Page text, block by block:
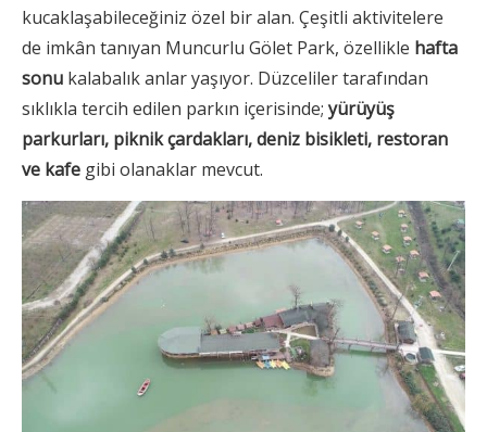
kucaklaşabileceğiniz özel bir alan. Çeşitli aktivitelere
de imkân tanıyan Muncurlu Gölet Park, özellikle hafta
sonu kalabalık anlar yaşıyor. Düzceliler tarafından
sıklıkla tercih edilen parkın içerisinde; yürüyüş
parkurları, piknik çardakları, deniz bisikleti, restoran
ve kafe gibi olanaklar mevcut.